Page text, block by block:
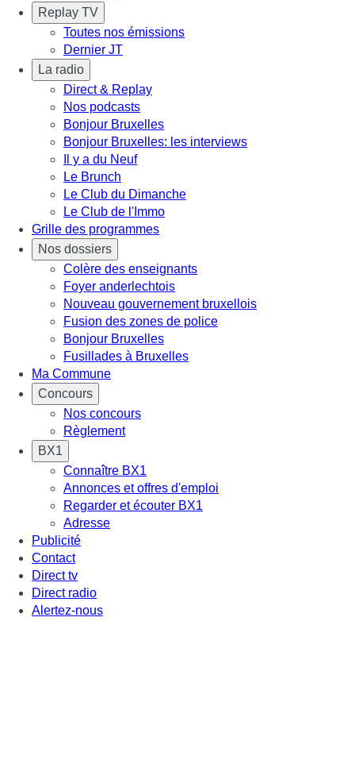
Replay TV
Toutes nos émissions
Dernier JT
La radio
Direct & Replay
Nos podcasts
Bonjour Bruxelles
Bonjour Bruxelles: les interviews
Il y a du Neuf
Le Brunch
Le Club du Dimanche
Le Club de l'Immo
Grille des programmes
Nos dossiers
Colère des enseignants
Foyer anderlechtois
Nouveau gouvernement bruxellois
Fusion des zones de police
Bonjour Bruxelles
Fusillades à Bruxelles
Ma Commune
Concours
Nos concours
Règlement
BX1
Connaître BX1
Annonces et offres d'emploi
Regarder et écouter BX1
Adresse
Publicité
Contact
Direct tv
Direct radio
Alertez-nous